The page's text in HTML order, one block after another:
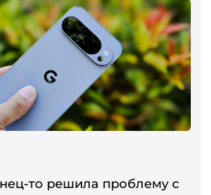
то решила проблему с